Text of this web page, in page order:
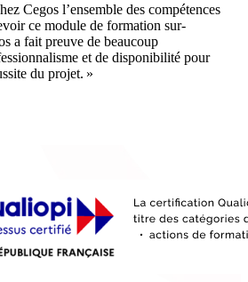
Cegos l’ensemble des compétences
ce module de formation sur-
a fait preuve de beaucoup
et de disponibilité pour
du projet. »